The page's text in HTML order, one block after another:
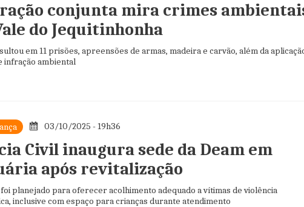
conjunta mira crimes
do Jequitinhonha
em 11 prisões, apreensões de armas, madeira e carvão, além da
infração ambiental
03/10/2025 - 19h36
Civil inaugura sede da Deam em
após revitalização
planejado para oferecer acolhimento adequado a vítimas de violência
inclusive com espaço para crianças durante atendimento